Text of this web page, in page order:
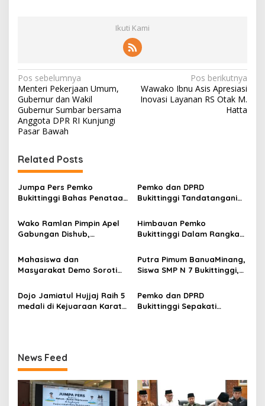
Ikuti Kami
N
a
v
i
a
s
i
o
Pos sebelumnya
Menteri Pekerjaan Umum,
Gubernur dan Wakil
Gubernur Sumbar bersama
Anggota DPR RI Kunjungi
Pasar Bawah
Pos berikutnya
Wawako Ibnu Asis Apresiasi
Inovasi Layanan RS Otak M.
Hatta
Related Posts
Jumpa Pers Pemko
Bukittinggi Bahas Penataan
Kampus UFDK
Pemko dan DPRD
Bukittinggi Tandatangani
Perubahan KUA-PPAS APBD
2026
Wako Ramlan Pimpin Apel
Gabungan Dishub,
Persiapan Angkutan Gratis
Pelajar
Himbauan Pemko
Bukittinggi Dalam Rangka
Tahun ke-81 Kemerdekaan
Republik Indonesia
Mahasiswa dan
Masyarakat Demo Soroti
PP, GMNI Bukittinggi
Kecewa Wali Kota dan
DPRD Tak Hadir Temui
Putra Pimum BanuaMinang,
Siswa SMP N 7 Bukittinggi,
Festival Komite Pemula
Berat 40 Kg dalam
Kejuaraan Karate Jam
Dojo Jamiatul Hujjaj Raih 5
medali di Kejuaraan Karate
Pemko dan DPRD
Bukittinggi Sepakati
News Feed